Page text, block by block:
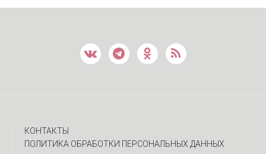
КОНТАКТЫ
ПОЛИТИКА ОБРАБОТКИ ПЕРСОНАЛЬНЫХ ДАННЫХ